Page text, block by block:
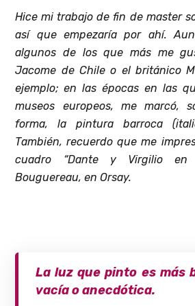
Hice mi trabajo de fin de master
así que empezaría por ahí.
algunos de los que más me
Jacome de Chile o el británico
ejemplo; en las épocas en las
museos europeos, me marcó,
forma, la pintura barroca
También, recuerdo que me
cuadro “Dante y Virgilio
Bouguereau, en Orsay.
La luz que pinto es más
vacía o anecdótica.